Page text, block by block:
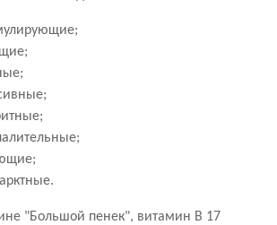
"Большой пенек", витамин В 17